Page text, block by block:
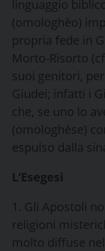
linguaggio
(omologhèo)
propria fede in
Morto-Risorto
suoi genitori,
Giudei; infatti i
che, se uno lo
(omologhèse)
espulso dalla
L’Esegesi
1. Gli Apostoli
religioni
molto diffuse